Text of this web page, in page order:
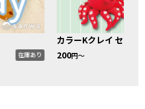
在庫あり
カラーKクレイ セット
200円〜